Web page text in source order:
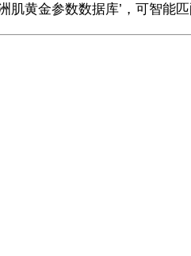
肌黄金参数数据库’，可智能